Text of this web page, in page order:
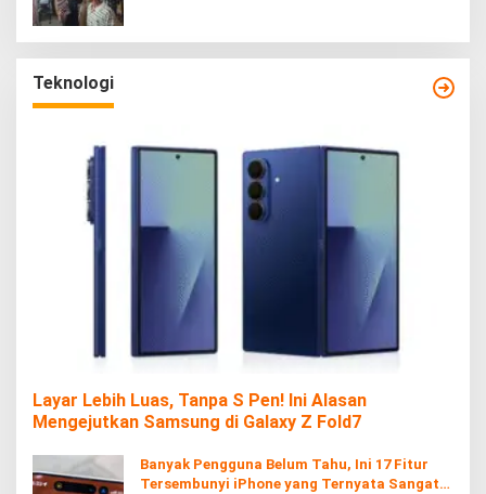
Teknologi
Layar Lebih Luas, Tanpa S Pen! Ini Alasan
Mengejutkan Samsung di Galaxy Z Fold7
Banyak Pengguna Belum Tahu, Ini 17 Fitur
Tersembunyi iPhone yang Ternyata Sangat